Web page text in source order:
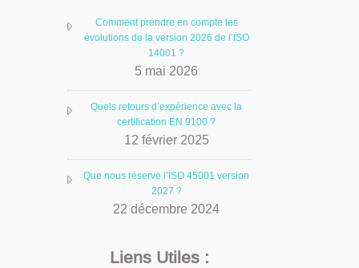
Comment prendre en compte les
évolutions de la version 2026 de l’ISO
14001 ?
5 mai 2026
Quels retours d’expérience avec la
certification EN 9100 ?
12 février 2025
Que nous réserve l’ISO 45001 version
2027 ?
22 décembre 2024
Liens Utiles :